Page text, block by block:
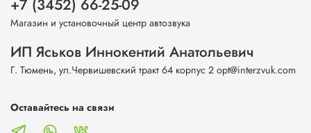
+7 (3452) 66-25-09
Магазин и установочный центр автозвука
ИП Яськов Иннокентий Анатольевич
Г. Тюмень, ул.Червишевский тракт 64 корпус 2 opt@interzvuk.com
Оставайтесь на связи